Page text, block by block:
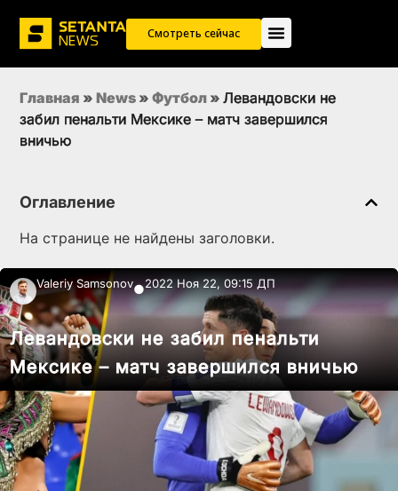
Смотреть сейчас
Главная » News » Футбол » Левандовски не
забил пенальти Мексике – матч завершился
вничью
Оглавление
На странице не найдены заголовки.
Valeriy Samsonov●2022 Ноя 22, 09:15 ДП
Левандовски не забил пенальти
Мексике – матч завершился вничью